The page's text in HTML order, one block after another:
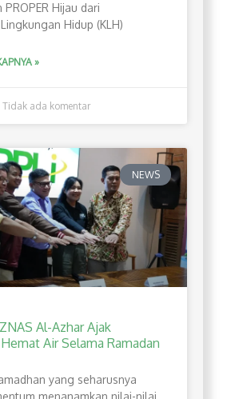
Hijau dari
Hidup (KLH)
»
Tidak ada komentar
NEWS
Al-Azhar Ajak
Air Selama Ramadan
yang seharusnya